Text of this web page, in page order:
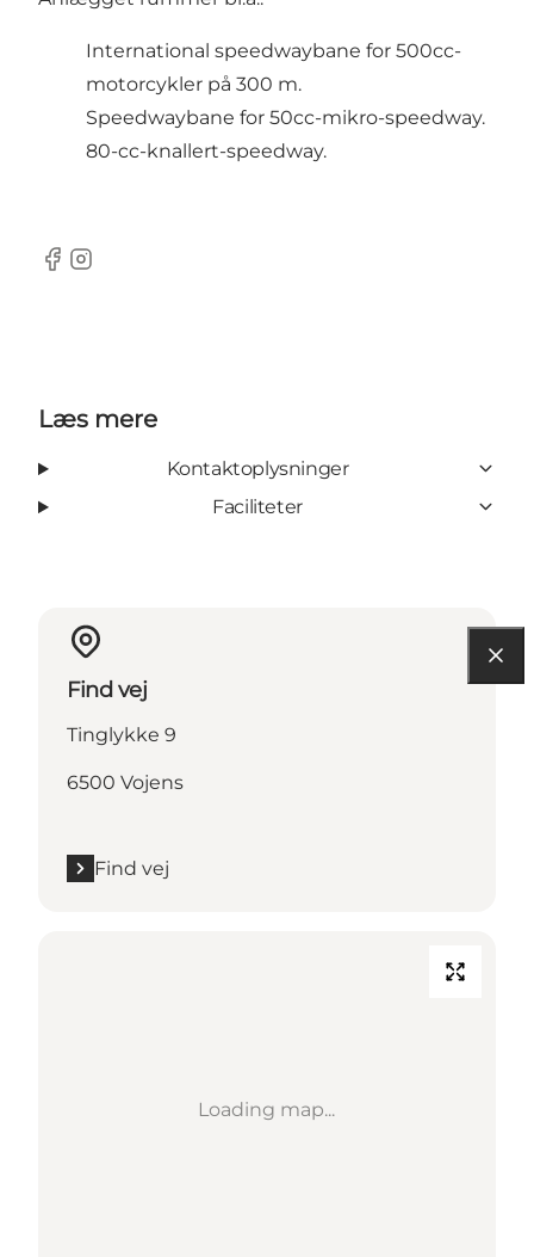
International speedwaybane for 500cc-
motorcykler på 300 m.
Speedwaybane for 50cc-mikro-speedway.
80-cc-knallert-speedway.
Facebook
Instagram
Læs mere
Kontaktoplysninger
Faciliteter
Find vej
Tinglykke 9
6500 Vojens
Find vej
Loading map...